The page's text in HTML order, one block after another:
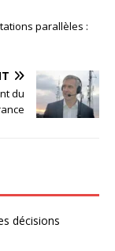
parallèles :
du
décisions